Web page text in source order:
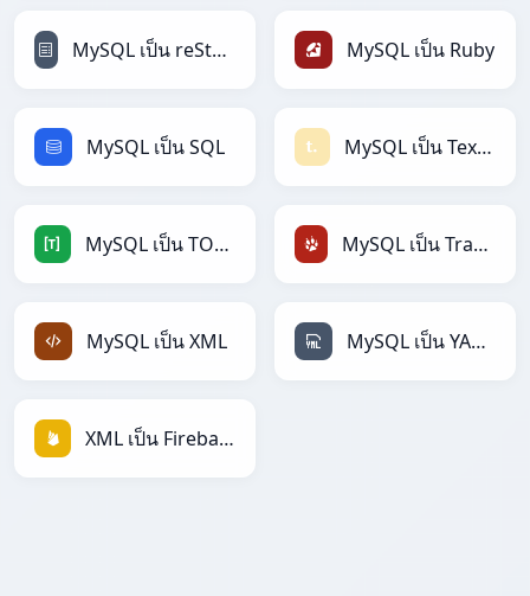
MySQL เป็น reStructuredText MySQL เป็น Ruby
MySQL เป็น SQL MySQL เป็น Textile
MySQL เป็น TOML MySQL เป็น TracWiki
MySQL เป็น XML MySQL เป็น YAML
XML เป็น Firebase